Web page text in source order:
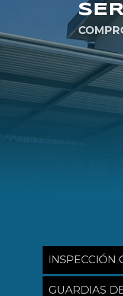
INSPECCIÓN
GUARDIAS